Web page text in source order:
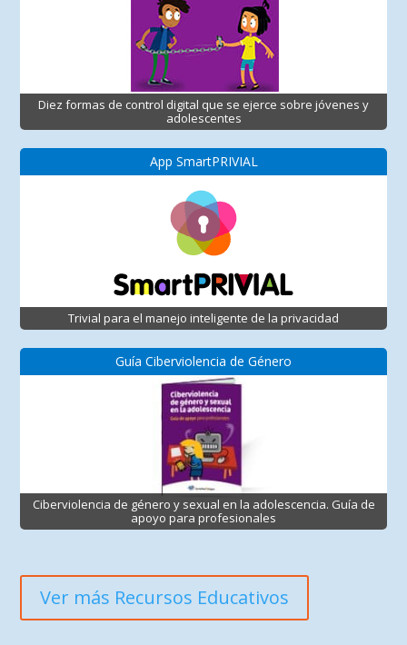
Diez formas de control digital que se ejerce sobre jóvenes y
adolescentes
App SmartPRIVIAL
Trivial para el manejo inteligente de la privacidad
Guía Ciberviolencia de Género
Ciberviolencia de género y sexual en la adolescencia. Guía de
apoyo para profesionales
Ver más Recursos Educativos